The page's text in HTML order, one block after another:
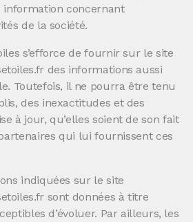
concernant
de la société.
s’efforce de fournir sur le site
des informations aussi
Toutefois, il ne pourra être tenu
des inexactitudes et des
à jour, qu’elles soient de son fait
qui lui fournissent ces
indiquées sur le site
sont données à titre
d’évoluer. Par ailleurs, les